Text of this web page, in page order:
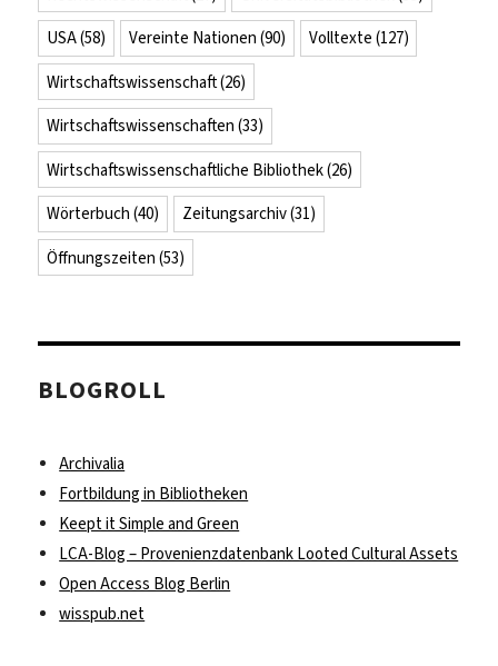
USA(58) Vereinte Nationen (90) Volltexte (127)
Wirtschaftswissenschaft(26)
Wirtschaftswissenschaften (33)
Wirtschaftswissenschaftliche Bibliothek(26)
Wörterbuch (40) Zeitungsarchiv(31)
Öffnungszeiten (53)
BLOGROLL
Archivalia
Fortbildung in Bibliotheken
Keept it Simple and Green
LCA-Blog – Provenienzdatenbank Looted Cultural Assets
Open Access Blog Berlin
wisspub.net